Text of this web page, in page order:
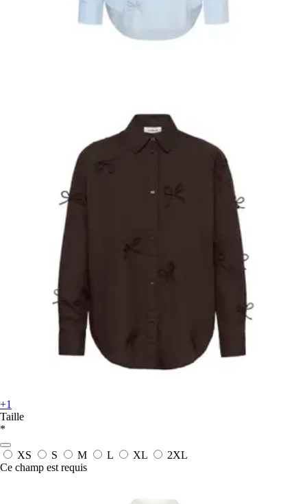
+1
Taille
*
XS S M L XL
2XL
Ce champ est requis